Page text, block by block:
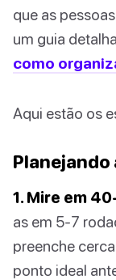
que as
um guia
como
Aqui estão os
Planejando
1. Mire em
as em 5-7
preenche
ponto ideal